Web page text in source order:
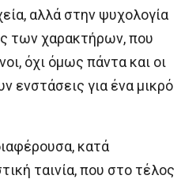
αλλά στην ψυχολογία
των χαρακτήρων, που
όχι όμως πάντα και οι
ενστάσεις για ένα μικρό
κατά
ταινία, που στο τέλος